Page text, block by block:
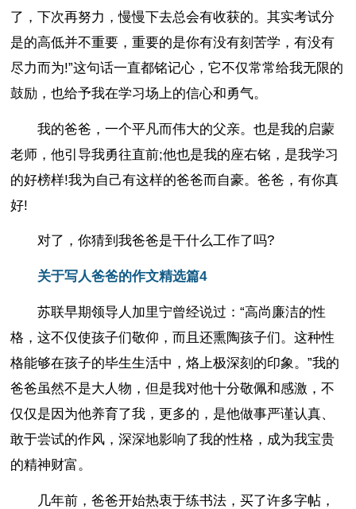
了，下次再努力，慢慢下去总会有收获的。其实考试分
是的高低并不重要，重要的是你有没有刻苦学，有没有
尽力而为!”这句话一直都铭记心，它不仅常常给我无限的
鼓励，也给予我在学习场上的信心和勇气。
我的爸爸，一个平凡而伟大的父亲。也是我的启蒙
老师，他引导我勇往直前;他也是我的座右铭，是我学习
的好榜样!我为自己有这样的爸爸而自豪。爸爸，有你真
好!
对了，你猜到我爸爸是干什么工作了吗?
关于写人爸爸的作文精选篇4
苏联早期领导人加里宁曾经说过：“高尚廉洁的性
格，这不仅使孩子们敬仰，而且还熏陶孩子们。这种性
格能够在孩子的毕生生活中，烙上极深刻的印象。”我的
爸爸虽然不是大人物，但是我对他十分敬佩和感激，不
仅仅是因为他养育了我，更多的，是他做事严谨认真、
敢于尝试的作风，深深地影响了我的性格，成为我宝贵
的精神财富。
几年前，爸爸开始热衷于练书法，买了许多字帖，